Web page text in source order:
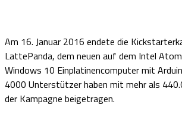
Am 16. Januar 2016 endete die
LattePanda, dem neuen auf dem Intel
Windows 10 Einplatinencomputer mit
4000 Unterstützer haben mit mehr als
der Kampagne beigetragen.